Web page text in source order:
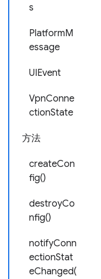
s
PlatformM
essage
UIEvent
VpnConne
ctionState
方法
createCon
fig()
destroyCo
nfig()
notifyConn
ectionStat
eChanged(